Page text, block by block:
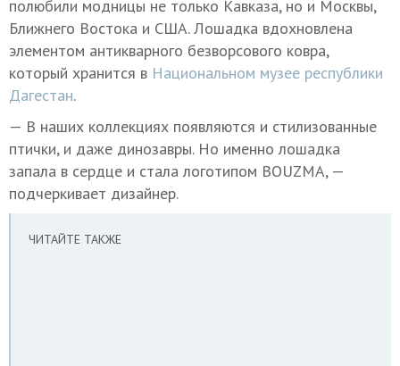
полюбили модницы не только Кавказа, но и Москвы,
Ближнего Востока и США. Лошадка вдохновлена
элементом антикварного безворсового ковра,
который хранится в Национальном музее республики
Дагестан.
— В наших коллекциях появляются и стилизованные
птички, и даже динозавры. Но именно лошадка
запала в сердце и стала логотипом BOUZMA, —
подчеркивает дизайнер.
ЧИТАЙТЕ ТАКЖЕ